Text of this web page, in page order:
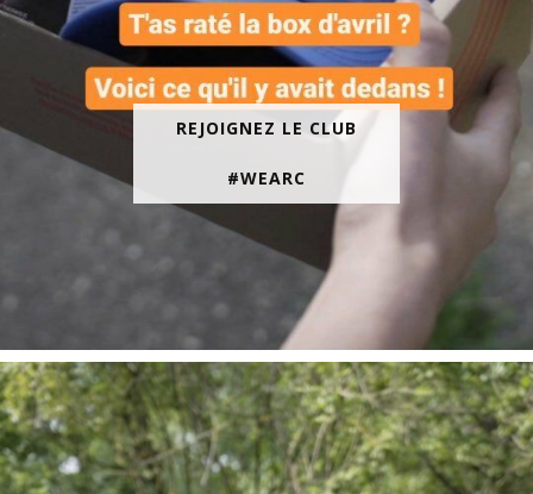
REJOIGNEZ LE CLUB
#WEARC
En juin, on te motive à courir encore